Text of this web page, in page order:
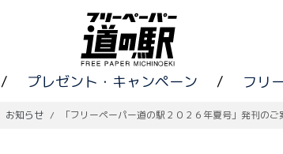
/ プレゼント・キャンペーン / フリ
お知らせ / 「フリーペーパー道の駅２０２６年夏号」発刊のご